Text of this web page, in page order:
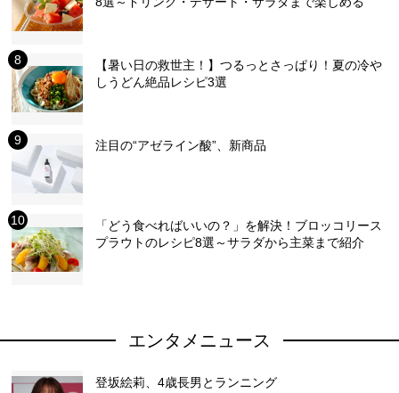
【暑い日の救世主！】つるっとさっぱり！夏の冷や
しうどん絶品レシピ3選
注目の“アゼライン酸”、新商品
「どう食べればいいの？」を解決！ブロッコリース
プラウトのレシピ8選～サラダから主菜まで紹介
エンタメニュース
登坂絵莉、4歳長男とランニング